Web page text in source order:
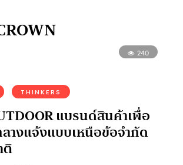
240
THINKERS
แบรนด์สินค้าเพื่อ
างแจ้งแบบเหนือข้อจำกัด
ติ